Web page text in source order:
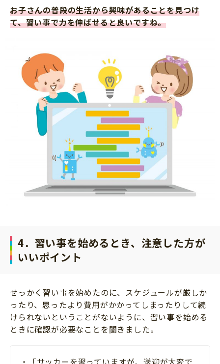
お子さんの普段の生活から興味があることを見つけ
て、習い事で力を伸ばせると良いですね。
4．習い事を始めるとき、注意した方が
いいポイント
せっかく習い事を始めたのに、スケジュールが厳しか
ったり、思ったより費用がかかってしまったりして続
けられないということがないように、習い事を始める
ときに確認が必要なことを聞きました。
・「サッカーを習っていますが、送迎が大変で